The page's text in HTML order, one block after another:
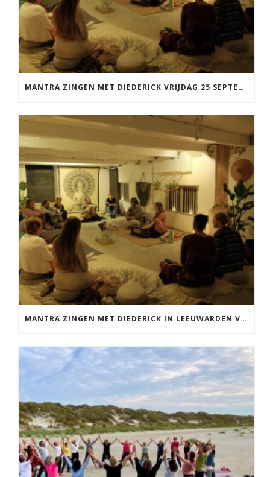
MANTRA ZINGEN MET DIEDERICK VRIJDAG 25 SEPTEMBER EN 20 NOVEMBER
MANTRA ZINGEN MET DIEDERICK IN LEEUWARDEN VRIJDAG 12 JUNI KIRTAN